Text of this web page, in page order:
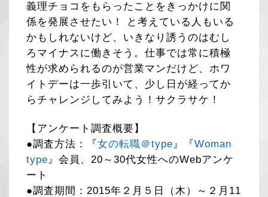
義理チョコをもらったことをきっかけに関
係を発展させたい！ と考えている人もいる
かもしれないけど、いきなり誘うのはむし
ろマイナスに働きそう。仕事では常に積極
性が求められるのが営業マンだけど、ホワ
イトデーは一歩引いて、少し日が経ってか
らチャレンジしてみよう！サクラサケ！
【アンケート調査概要】
●調査方法：『女の転職＠type』『Woman
type』会員、20～30代女性へのWebアンケ
ート
●調査期間：2015年２月５日（木）～２月11